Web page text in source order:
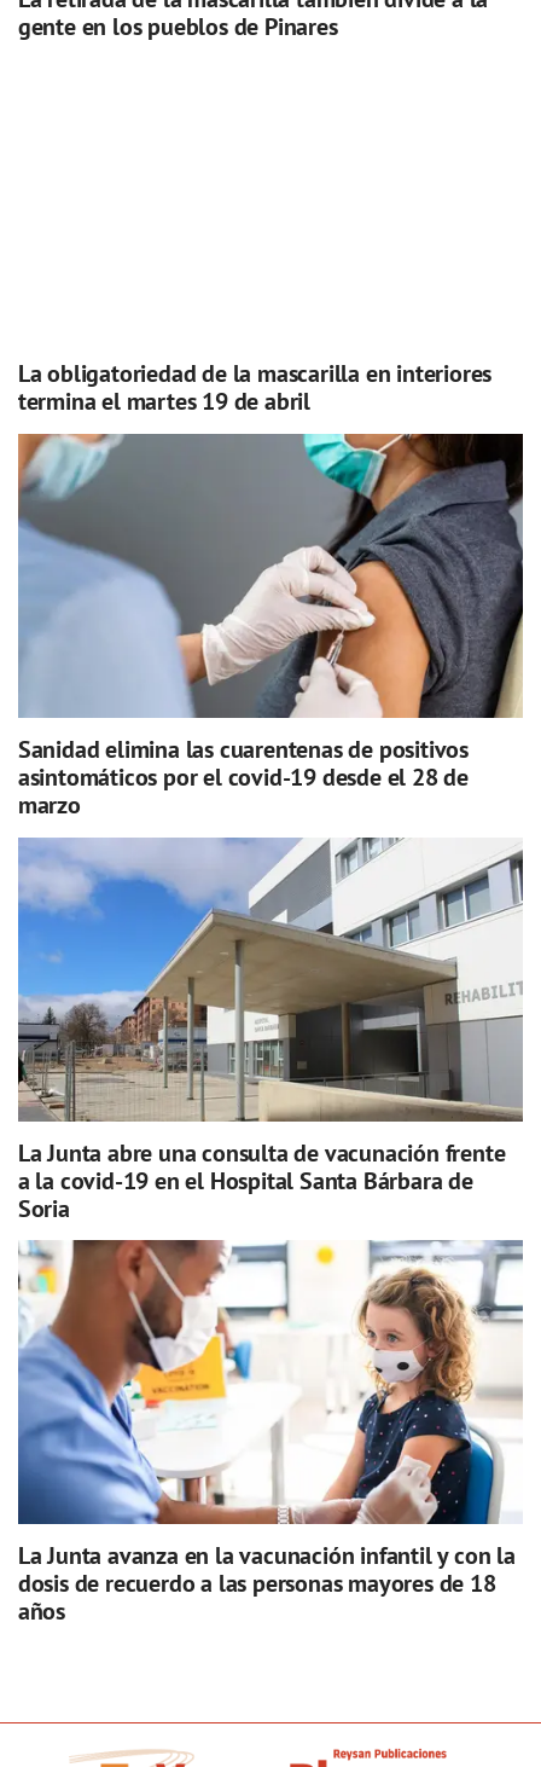
gente en los pueblos de Pinares
La obligatoriedad de la mascarilla en interiores
termina el martes 19 de abril
Sanidad elimina las cuarentenas de positivos
asintomáticos por el covid-19 desde el 28 de
marzo
La Junta abre una consulta de vacunación frente
a la covid-19 en el Hospital Santa Bárbara de
Soria
La Junta avanza en la vacunación infantil y con la
dosis de recuerdo a las personas mayores de 18
años